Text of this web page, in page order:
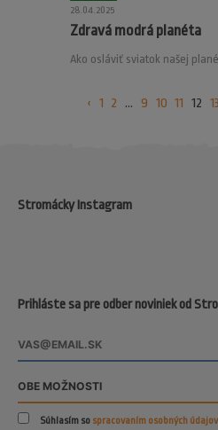
28.04.2025
Zdravá modrá planéta
Ako osláviť sviatok našej
‹ 1 2 ... 9 10 11 12 13
Prihláste sa pre odber noviniek od
Súhlasím so spracovaním osobných údajov
Stromácky Instagram